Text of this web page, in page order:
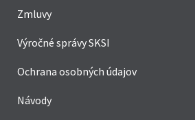
Zmluvy
Výročné správy SKSI
Ochrana osobných údajov
Návody